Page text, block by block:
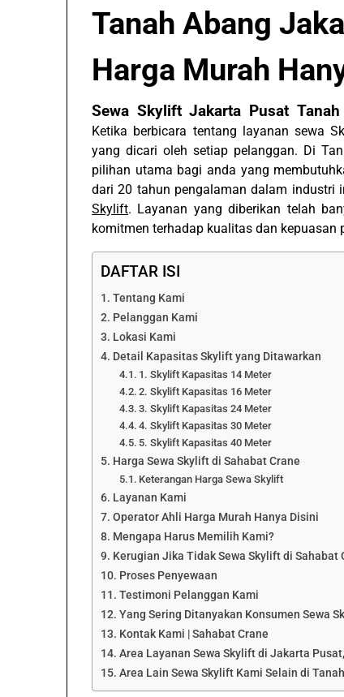
Tanah Abang
Harga Murah
Sewa Skylift Jakarta Pusat
Ketika berbicara tentang layanan sewa
yang dicari oleh setiap pelanggan. Di
pilihan utama bagi anda yang
dari 20 tahun pengalaman dalam industri
Skylift. Layanan yang diberikan telah
komitmen terhadap kualitas dan kepuasan
DAFTAR ISI
Tentang Kami
Pelanggan Kami
Lokasi Kami
Detail Kapasitas Skylift yang Ditawarkan
1. Skylift Kapasitas 14 Meter
2. Skylift Kapasitas 16 Meter
3. Skylift Kapasitas 24 Meter
4. Skylift Kapasitas 30 Meter
5. Skylift Kapasitas 40 Meter
Harga Sewa Skylift di Sahabat Crane
Keterangan Harga Sewa Skylift
Layanan Kami
Operator Ahli Harga Murah Hanya Disini
Mengapa Harus Memilih Kami?
Kerugian Jika Tidak Sewa Skylift di Sahabat
Proses Penyewaan
Testimoni Pelanggan Kami
Yang Sering Ditanyakan Konsumen Sewa
Kontak Kami | Sahabat Crane
Area Layanan Sewa Skylift di Jakarta
Area Lain Sewa Skylift Kami Selain di